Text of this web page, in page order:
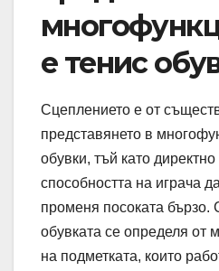
е тенис
Сцеплението е от
представянето в
обувки, тъй като
способността на играча
променя посоката бързо.
обувката се определя от
на подметката, които